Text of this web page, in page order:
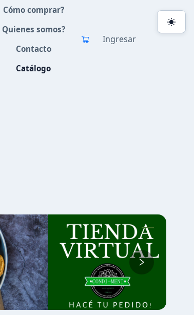
Cómo comprar?
Quienes somos?
Contacto
Catálogo
Ingresar